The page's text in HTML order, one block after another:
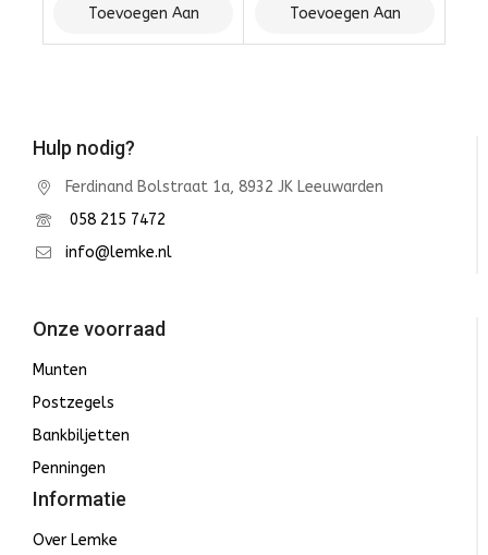
Toevoegen Aan
Winkelwagen
Toevoegen Aan
Winkelwagen
Hulp nodig?
Ferdinand Bolstraat 1a, 8932 JK Leeuwarden
058 215 7472
info@lemke.nl
Onze voorraad
Munten
Postzegels
Bankbiljetten
Penningen
Informatie
Over Lemke